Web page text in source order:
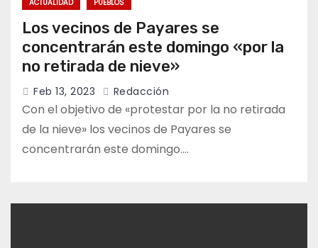
ACTUALIDAD PUEBLOS
Los vecinos de Payares se
concentrarán este domingo «por la
no retirada de nieve»
Feb 13, 2023 Redacción
Con el objetivo de «protestar por la no retirada
de la nieve» los vecinos de Payares se
concentrarán este domingo.…